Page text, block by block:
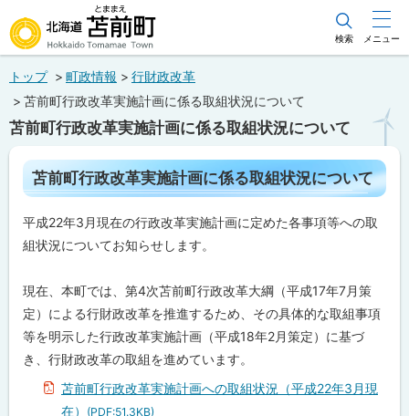
文
メ
ュ
北海道苫前町
Hokkaido Tomamae Town
検索 メニュー
トップ 町政情報
行財政改革
苫前町行政改革実施計画に係る取組状況について
苫前町行政改革実施計画に係る取組状況について
ペ
ー
ジ
内
目
次
町
行
政
改
革
実
苫前町行政改革実施計画に係る取組状況について
平成22年3月現在の行政改革実施計画に定めた各事項等への取
組状況についてお知らせします。
現在、本町では、第4次苫前町行政改革大綱（平成17年7月策
定）による行財政改革を推進するため、その具体的な取組事項
等を明示した行政改革実施計画（平成18年2月策定）に基づ
き、行財政改革の取組を進めています。
苫前町行政改革実施計画への取組状況（平成22年3月現
在）
(PDF:51.3KB)